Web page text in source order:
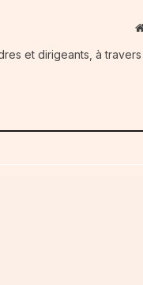
et dirigeants, à